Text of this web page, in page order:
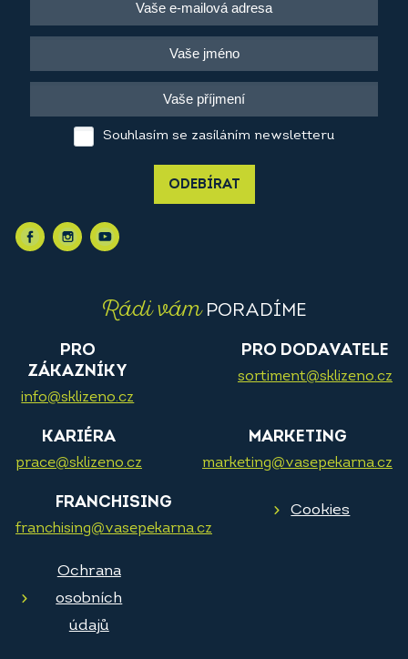
Souhlasím se zasíláním newsletteru
ODEBÍRAT
Rádi vámPORADÍME
PRO
ZÁKAZNÍKY
info@sklizeno.cz
PRO DODAVATELE
sortiment@sklizeno.cz
KARIÉRA
prace@sklizeno.cz
MARKETING
marketing@vasepekarna.cz
FRANCHISING
franchising@vasepekarna.cz
Cookies
Ochrana
osobních
údajů